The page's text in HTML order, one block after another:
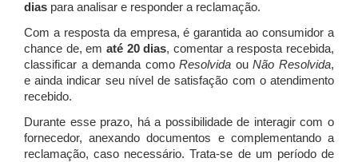
dias para analisar e responder a reclamação.
Com a resposta da empresa, é garantida ao consumidor a
chance de, em até 20 dias, comentar a resposta recebida,
classificar a demanda comoResolvida ouNão Resolvida,
e ainda indicar seu nível de satisfação com o atendimento
recebido.
Durante esse prazo, há a possibilidade de interagir com o
fornecedor, anexando documentos e complementando a
reclamação, caso necessário.Trata-se de um período de